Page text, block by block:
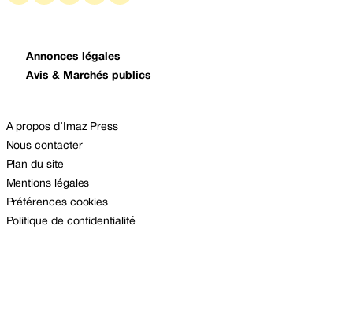
Annonces légales
Avis & Marchés publics
A propos d’Imaz Press
Nous contacter
Plan du site
Mentions légales
Préférences cookies
Politique de confidentialité